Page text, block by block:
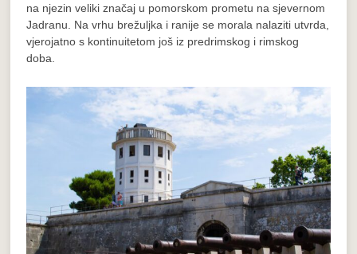
na njezin veliki značaj u pomorskom prometu na sjevernom
Jadranu. Na vrhu brežuljka i ranije se morala nalaziti utvrda,
vjerojatno s kontinuitetom još iz predrimskog i rimskog
doba.